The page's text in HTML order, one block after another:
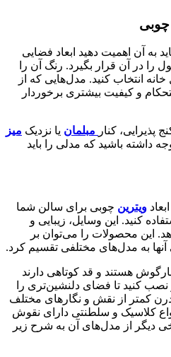
چوبی
به آن اهمیت دهید ابعاد فضایی
در آن قرار بگیرد. رنگ آن را
انتخاب کنید. مدل­‌هایی که از
و کیفیت بیشتری برخوردار
پذیرایی، کنار مبلمان یا نزدیک میز
داشته باشید که مدلی را باید
ویترین چوبی برای سالن شما
کنید. این وسایل، زیبایی و
این محصولات را می‌­توان بر
به مدل­‌های مختلفی تقسیم کرد.
هستند و قد کوتاهی دارند
نصب کنید تا فضای دلنشین‌­تری را
کمتر از نقش و نگارهای مختلف
کلاسیک و سلطنتی دارای نقوش
دیگر از مدل­‌های آن به شرح زیر